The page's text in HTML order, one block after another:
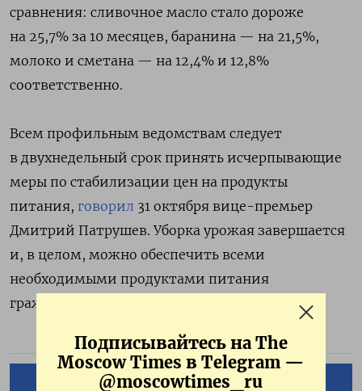
Подписывайтесь на The
Moscow Times в Telegram —
@moscowtimes_ru
сравнения: сливочное масло стало дороже
на 25,7% за 10 месяцев, баранина — на 21,5%,
молоко и сметана — на 12,4% и 12,8%
соответственно.
Всем профильным ведомствам следует
в двухнедельный срок принять исчерпывающие
меры по стабилизации цен на продукты
питания, говорил 31 октября вице-премьер
Дмитрий Патрушев. Уборка урожая завершается
и, в целом, можно обеспечить всеми
необходимыми продуктами питания
граждан», — подчеркивал он.
ПОДПИСАТЬСЯ НА ТЕЛЕГРАМ